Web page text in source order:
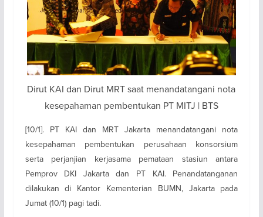
Dirut KAI dan Dirut MRT saat menandatangani nota
kesepahaman pembentukan PT MITJ | BTS
[10/1]. PT KAI dan MRT Jakarta menandatangani nota
kesepahaman pembentukan perusahaan konsorsium
serta perjanjian kerjasama pemataan stasiun antara
Pemprov DKI Jakarta dan PT KAI. Penandatanganan
dilakukan di Kantor Kementerian BUMN, Jakarta pada
Jumat (10/1) pagi tadi.